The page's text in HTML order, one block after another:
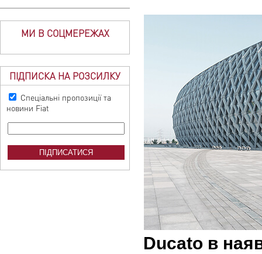
МИ В СОЦМЕРЕЖАХ
ПІДПИСКА НА РОЗСИЛКУ
Спеціальні пропозиції та
новини Fiat
Ducato в